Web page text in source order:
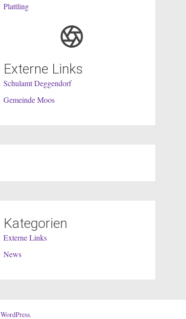
Plattling
Externe Links
Schulamt Deggendorf
Gemeinde Moos
Kategorien
Externe Links
News
WordPress.